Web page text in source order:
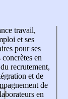
travail,
et ses
pour ses
concrètes en
recrutement,
et de
de
en